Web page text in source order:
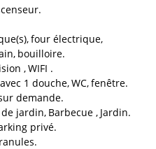
four électrique
bouilloire
WIFI
1 douche WC fenêtre
demande
de jardin Barbecue Jardin
privé